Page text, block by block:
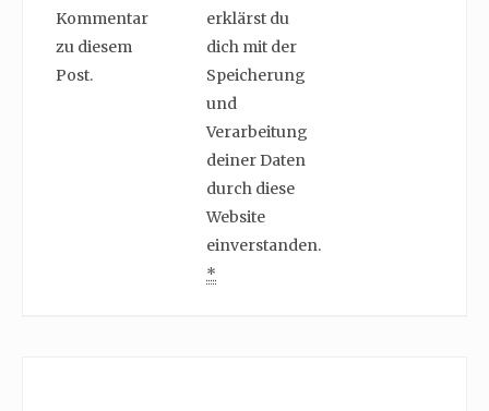
Kommentar
zu diesem
Post.
erklärst du
dich mit der
Speicherung
und
Verarbeitung
deiner Daten
durch diese
Website
einverstanden.
*